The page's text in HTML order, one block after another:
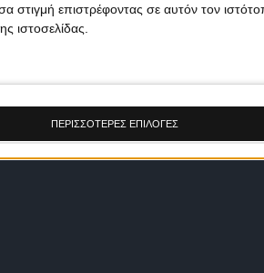
στιγμή επιστρέφοντας σε αυτόν τον
ιστοσελίδας.
ΠΕΡΙΣΣΟΤΕΡΕΣ ΕΠΙΛΟΓΕΣ